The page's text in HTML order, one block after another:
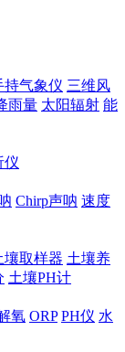
持气象仪 三维风
雨量 太阳辐射 能
仪
Chirp声呐 速度
壤取样器 土壤养
土壤PH计
氧 ORP PH仪 水